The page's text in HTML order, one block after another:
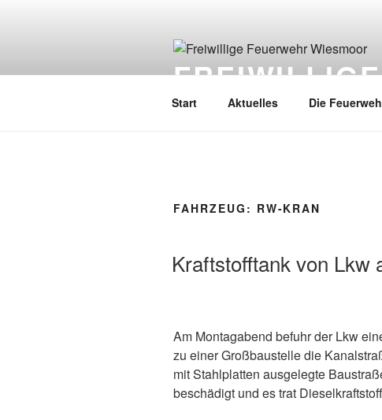
Start Aktuelles Die
FAHRZEUG: RW-KRAN
Kraftstofftank von Lkw
Am Montagabend befuhr der Lkw
zu einer Großbaustelle die
mit Stahlplatten ausgelegte
beschädigt und es trat